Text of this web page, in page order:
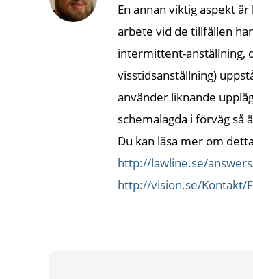
En annan viktig aspekt
arbete vid de tillfällen
intermittent-anställning,
visstidsanställning)
använder liknande
schemalagda i förväg så
Du kan läsa mer om
http://lawline.se/
http://vision.se/Kontakt/